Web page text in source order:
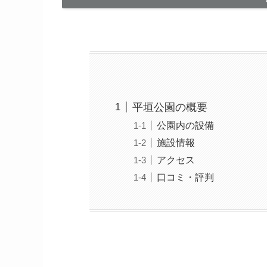
平垣公園の概要
公園内の設備
施設情報
アクセス
口コミ・評判